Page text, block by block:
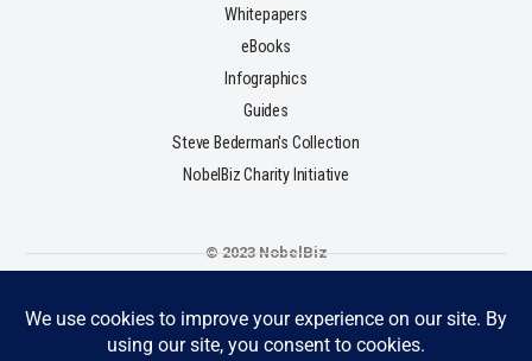
Whitepapers
eBooks
Infographics
Guides
Steve Bederman's Collection
NobelBiz Charity Initiative
© 2023 NobelBiz
Privacy Policy